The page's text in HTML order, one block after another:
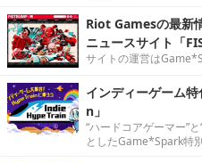
Riot Gamesの最新
ニュースサイト「
サイトの運営は
インディーゲーム
n」
“ハードコアゲーマー”
としたGame*Spark特別